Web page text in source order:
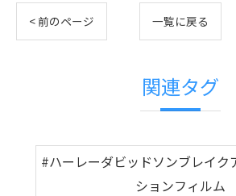
< 前のページ 一覧に戻る
関連タグ
#ハーレーダビッドソンブレイク
ションフィルム